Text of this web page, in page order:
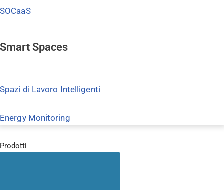
SOCaaS
Smart Spaces
Spazi di Lavoro Intelligenti
Energy Monitoring
Prodotti